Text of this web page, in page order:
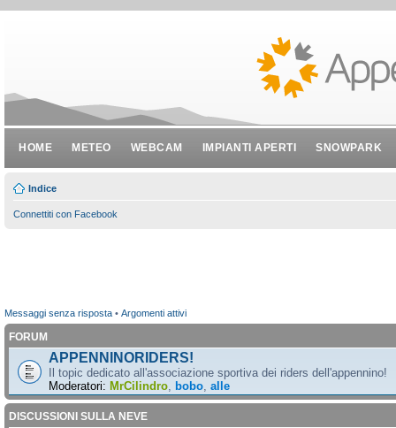
HOME METEO WEBCAM IMPIANTI APERTI SNOWPARK
Indice
Connettiti con Facebook
Messaggi senza risposta • Argomenti attivi
FORUM
APPENNINORIDERS!
Il topic dedicato all'associazione sportiva dei riders dell'appennino!
Moderatori: MrCilindro bobo alle
DISCUSSIONI SULLA NEVE